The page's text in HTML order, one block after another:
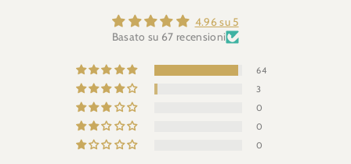
4.96 su 5
Basato su 67 recensioni
64
3
0
0
0